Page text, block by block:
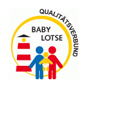
Zum
Inhalt
springen